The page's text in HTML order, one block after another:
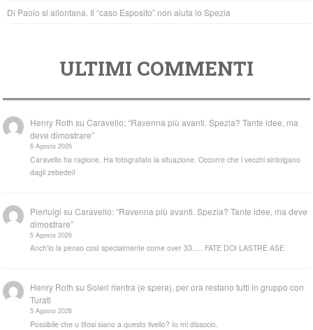
Di Paolo si allontana. Il “caso Esposito” non aiuta lo Spezia
ULTIMI COMMENTI
Henry Roth suCaravello: “Ravenna più avanti. Spezia? Tante idee, ma
deve dimostrare”
6 Agosto 2026
Caravello ha ragione. Ha fotografato la situazione. Occorre che i vecchi sintolgano
dagli zebedei!
Pierluigi suCaravello: “Ravenna più avanti. Spezia? Tante idee, ma deve
dimostrare”
5 Agosto 2026
Anch'io la penso così specialmente come over 33..... FATE DOI LASTRE ASE
Henry Roth suSoleri rientra (e spera), per ora restano tutti in gruppo con
Turati
5 Agosto 2026
Possibile che u tifosi siano a questo livello? Io mi dissocio.